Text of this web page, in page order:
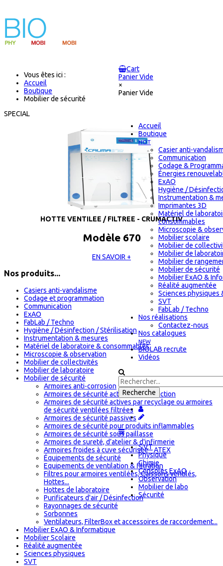
Cart
Panier Vide
×
Panier Vide
Accueil
Boutique
HOT
Casier anti-
Communication
Codage &
Énergies
ExAO
Hygiène /
Instrumentation &
Imprimantes 3D
Matériel de
consommables
Microscopie &
Mobilier scolaire
Mobilier de
Mobilier de
Mobilier de
Mobilier de sécurité
Mobilier ExAO &
Réalité augmentée
Sciences physiques
SVT
FabLab / Techno
Nos réalisations
Contactez-nous
Nos catalogues
NEW
BIOLAB recrute
Vidéos
S.V.T
Physique
Chimie
Consoles ExAO
Observation
Mobilier de labo
Sécurité
Vous êtes ici :
Accueil
Boutique
Mobilier de sécurité
SPECIAL
HOTTE VENTILEE / FILTREE - CRUMACTIV
Modèle 670
EN SAVOIR +
Nos produits...
Casiers anti-vandalisme
Codage et programmation
Communication
ExAO
FabLab / Techno
Hygiène / Désinfection / Stérilisation
Instrumentation & mesures
Matériel de laboratoire & consommables
Microscopie & observation
Mobilier de collectivités
Mobilier de laboratoire
Mobilier de sécurité
Armoires anti-corrosion
Armoires de sécurité actives par extraction
Armoires de sécurité actives par recyclage ou armoires
de sécurité ventilées filtrées
Armoires de sécurité passives
Armoires de sécurité pour produits inflammables
Armoires de sécurité sous paillasse
Armoires de sureté, d’atelier & d'infirmerie
Armoires froides à cuve sécurisée - ATEX
Équipements de sécurité
Equipements de ventilation & filtration
Filtres pour armoires ventilées, Caissons ventilés,
Hottes...
Hottes de laboratoire
Purificateurs d'air / Désinfection
Rayonnages de sécurité
Sorbonnes
Ventilateurs, FilterBox et accessoires de raccordement...
Mobilier ExAO & Informatique
Mobilier Scolaire
Réalité augmentée
Sciences physiques
SVT